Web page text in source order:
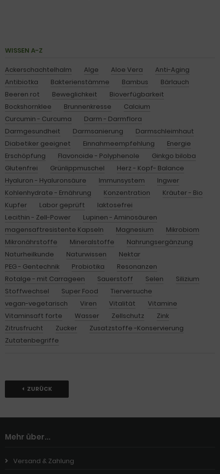
WISSEN A-Z
Ackerschachtelhalm Alge Aloe Vera
Anti-Aging
Antibiotka
Bakterienstämme Bambus
Bärlauch
Beeren rot
Beweglichkeit
Bioverfügbarkeit
Bockshornklee
Brunnenkresse
Calcium
Curcumin - Curcuma
Darm - Darmflora
Darmgesundheit
Darmsanierung
Darmschleimhaut
Diabetiker geeignet
Einnahmeempfehlung
Energie
Erschöpfung
Flavonoide - Polyphenole
Ginkgo biloba
Glutenfrei
Grünlippmuschel
Herz - Kopf- Balance
Hyaluron - Hyaluronsäure
Immunsystem
Ingwer
Kohlenhydrate - Ernährung
Konzentration
Kräuter - Bio
Kupfer
Labor geprüft
laktosefrei
Lecithin - Zell-Power
Lupinen - Aminosäuren
magensaftresistente Kapseln
Magnesium
Mikrobiom
Mikronährstoffe
Mineralstoffe
Nahrungsergänzung
Naturheilkunde
Naturwissen
Nektar
PEG - Gentechnik
Probiotika
Resonanzen
Rotalge - mit Carrageen
Sauerstoff Selen
Silizium
Stoffwechsel
Super Food
Tierversuche
vegan-vegetarisch
Viren Vitalität
Vitamine
Vitaminsaft forte
Wasser Zellschutz
Zink
Zitrusfrucht
Zucker
Zusatzstoffe -Konservierung
Zutatenbegriffe
ZURÜCK
Mehr über...
Versand & Zahlung